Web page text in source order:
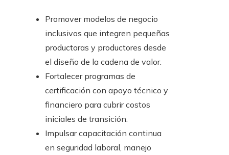
Promover modelos de negocio
inclusivos que integren pequeñas
productoras y productores desde
el diseño de la cadena de valor.
Fortalecer programas de
certificación con apoyo técnico y
financiero para cubrir costos
iniciales de transición.
Impulsar capacitación continua
en seguridad laboral, manejo